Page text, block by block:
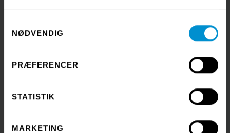
NØDVENDIG
PRÆFERENCER
STATISTIK
MARKETING